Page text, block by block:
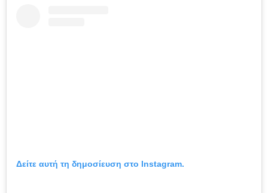
Δείτε αυτή τη δημοσίευση στο Instagram.